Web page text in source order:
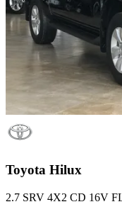
Toyota Hilux
2.7 SRV 4X2 CD 16V